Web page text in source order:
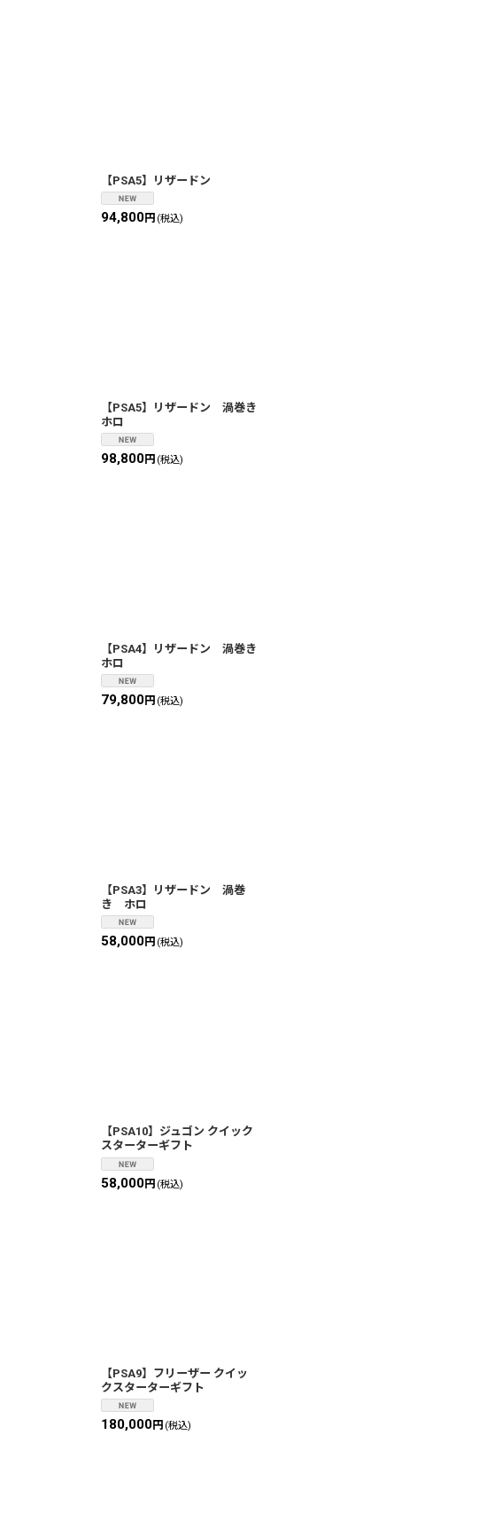
【PSA5】リザードン
94,800円 (税込)
【PSA5】リザードン 渦巻き
ホロ
98,800円 (税込)
【PSA4】リザードン 渦巻き
ホロ
79,800円 (税込)
【PSA3】リザードン 渦巻
き ホロ
58,000円 (税込)
【PSA10】ジュゴン クイック
スターターギフト
58,000円 (税込)
【PSA9】フリーザー クイッ
クスターターギフト
180,000円 (税込)